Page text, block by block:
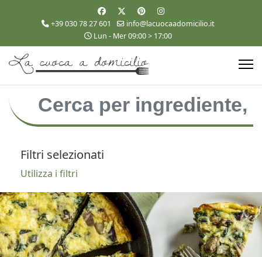
+39 030 78 27 601
info@lacuocaadomicilio.it
Lun - Mer 09:00 > 17:00
Filtri selezionati
Utilizza i filtri